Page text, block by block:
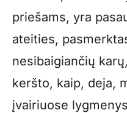
priešams, yra
ateities,
nesibaigiančių
keršto, kaip, deja,
įvairiuose